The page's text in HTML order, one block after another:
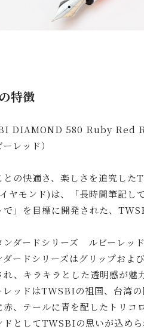
特徴
DIAMOND 580 Ruby Red
ーレッド）
との快適さ、楽しさを追究し
ヤモンド)は、「長時間筆記し
で」を目標に開発された、
ンダードシリーズ ルビーレッド
ダードシリーズはグリップおよ
れ、キラキラとした透明感が魅
レッドはTWSBIの祖国、台湾
赤、テールに青を配したトリコ
ドとしてTWSBIの思いが込めら